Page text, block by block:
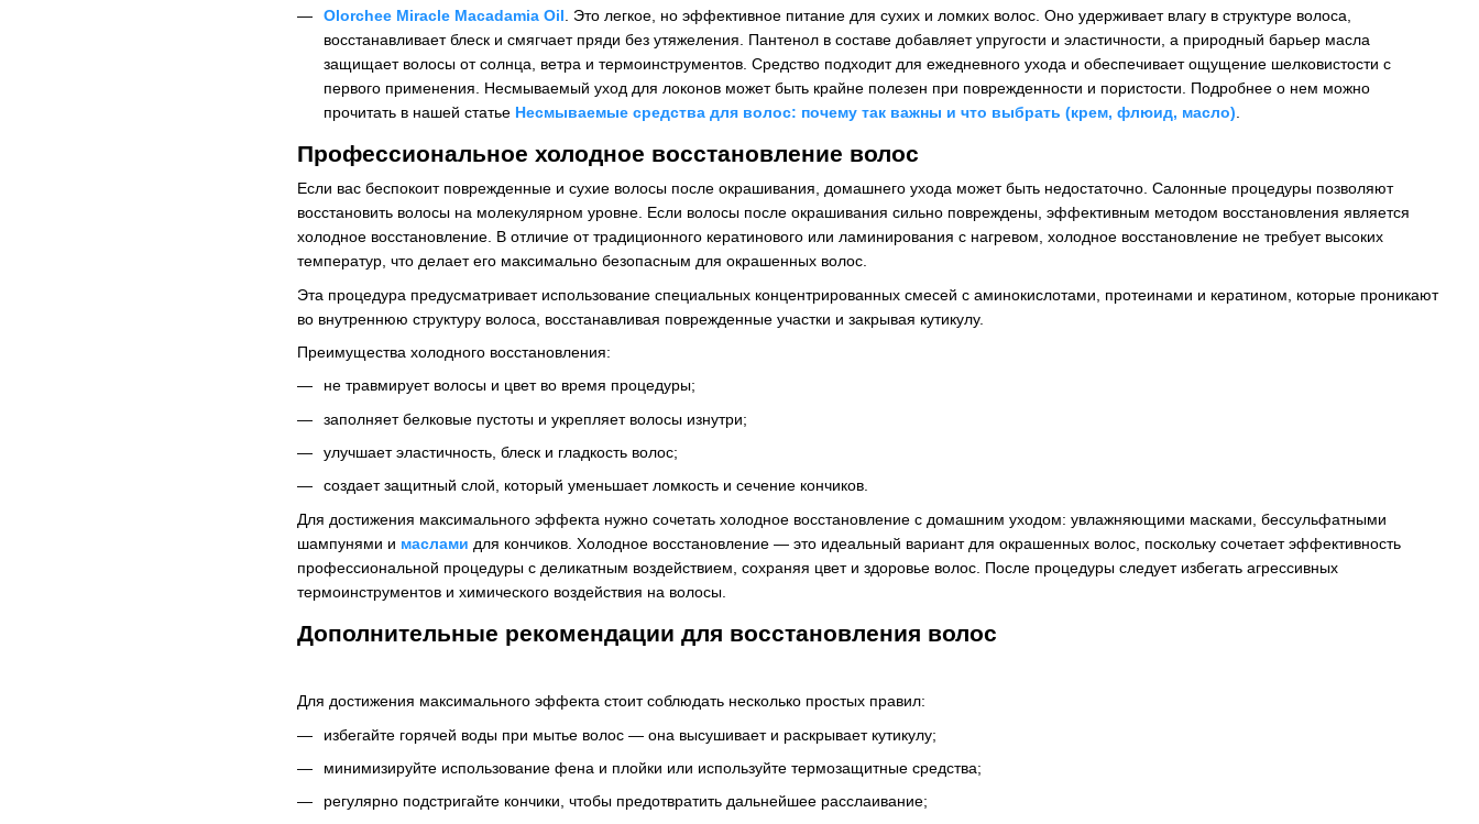
Olorchee Miracle Macadamia Oil . Это легкое, но эффективное питание для сухих и ломких волос. Оно удерживает влагу в структуре волоса,
восстанавливает блеск и смягчает пряди без утяжеления. Пантенол в составе добавляет упругости и эластичности, а природный барьер масла
защищает волосы от солнца, ветра и термоинструментов. Средство подходит для ежедневного ухода и обеспечивает ощущение шелковистости с
первого применения. Несмываемый уход для локонов может быть крайне полезен при поврежденности и пористости. Подробнее о нем можно
прочитать в нашей статье Несмываемые средства для волос: почему так важны и что выбрать (крем, флюид, масло)
Профессиональное холодное восстановление волос
Если вас беспокоит поврежденные и сухие волосы после окрашивания, домашнего ухода может быть недостаточно. Салонные процедуры позволяют
восстановить волосы на молекулярном уровне. Если волосы после окрашивания сильно повреждены, эффективным методом восстановления является
холодное восстановление. В отличие от традиционного кератинового или ламинирования с нагревом, холодное восстановление не требует высоких
температур, что делает его максимально безопасным для окрашенных волос.
Эта процедура предусматривает использование специальных концентрированных смесей с аминокислотами, протеинами и кератином, которые проникают
во внутреннюю структуру волоса, восстанавливая поврежденные участки и закрывая кутикулу.
Преимущества холодного восстановления:
не травмирует волосы и цвет во время процедуры;
заполняет белковые пустоты и укрепляет волосы изнутри;
улучшает эластичность, блеск и гладкость волос;
создает защитный слой, который уменьшает ломкость и сечение кончиков.
Для достижения максимального эффекта нужно сочетать холодное восстановление с домашним уходом: увлажняющими масками, бессульфатными
шампунями и маслами для кончиков. Холодное восстановление — это идеальный вариант для окрашенных волос, поскольку сочетает эффективность
профессиональной процедуры с деликатным воздействием, сохраняя цвет и здоровье волос. После процедуры следует избегать агрессивных
термоинструментов и химического воздействия на волосы.
Дополнительные рекомендации для восстановления волос
Для достижения максимального эффекта стоит соблюдать несколько простых правил:
избегайте горячей воды при мытье волос — она высушивает и раскрывает кутикулу;
минимизируйте использование фена и плойки или используйте термозащитные средства;
регулярно подстригайте кончики, чтобы предотвратить дальнейшее расслаивание;